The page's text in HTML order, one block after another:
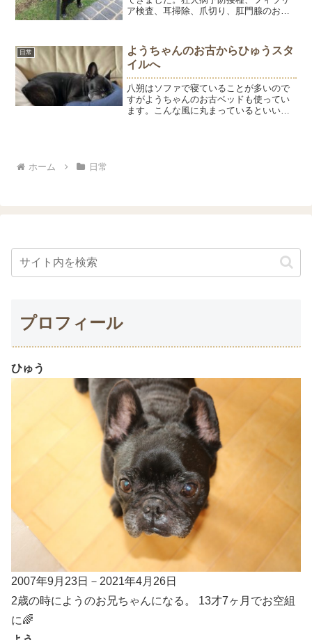
ア検査、耳掃除、爪切り、肛門腺のお手
うさんに待てるので本当に楽♡ただ、呼
ばれても診察室に入る...
日常
ようちゃんのお古からひゅうスタ
イルへ
八朔はソファで寝ていることが多いので
すがようちゃんのお古ベッドも使ってい
ます。こんな風に丸まっているといいか
ホーム
日常
プロフィール
ひゅう
2007年9月23日－2021年4月26日
2歳の時にようのお兄ちゃんになる。 13才7ヶ月でお空組
に🌈